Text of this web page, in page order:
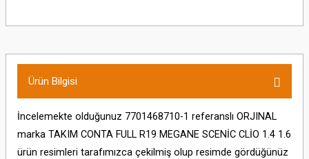
Ürün Bilgisi
İncelemekte olduğunuz 7701468710-1 referanslı ORJINAL
marka TAKIM CONTA FULL R19 MEGANE SCENİC CLİO 1.4 1.6
ürün resimleri tarafımızca çekilmiş olup resimde gördüğünüz